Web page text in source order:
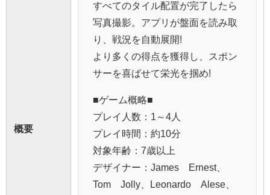
概要
すべてのタイル配置が完了したら
写真撮影。アプリが盤面を読み取
り、戦況を自動展開!
より多くの得点を獲得し、スポン
サーを喜ばせて栄光を掴め!
■ゲーム概略■
プレイ人数：1～4人
プレイ時間：約10分
対象年齢：7歳以上
デザイナー：James Ernest、
Tom Jolly、Leonardo Alese、